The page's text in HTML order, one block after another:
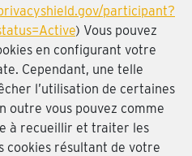
participant?
) Vous pouvez
en configurant votre
Cependant, une telle
l’utilisation de certaines
outre vous pouvez comme
à recueillir et traiter les
cookies résultant de votre